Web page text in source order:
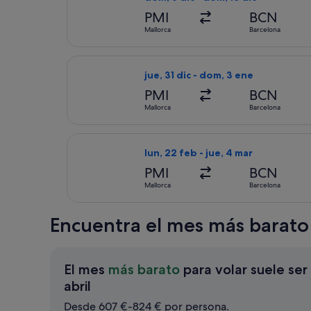
PMI
Mallorca
BCN
Barcelona
jue, 31 dic - dom, 3 ene
PMI
Mallorca
BCN
Barcelona
lun, 22 feb - jue, 4 mar
PMI
Mallorca
BCN
Barcelona
Encuentra el mes más
El mes más barato para volar suele ser
abril
mes
Desde 607 €-824 € por persona.